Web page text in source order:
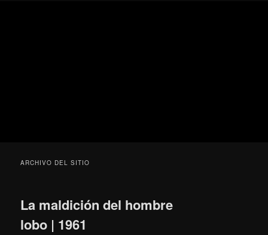
ARCHIVO DEL SITIO
La maldición del hombre
lobo | 1961